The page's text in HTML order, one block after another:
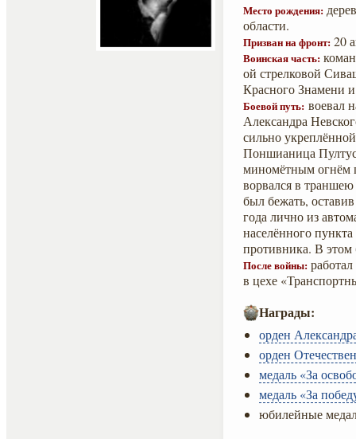
Место рождения:
области.
Призван на фронт: 20
Воинская часть:
ой стрелковой
Красного Знамени
Боевой путь: воевал
Александра
сильно
Поншианица
миномётным огнём
ворвался в
был бежать,
года лично из
населённого
противника. В
После войны:
в цехе
Награды:
орден
орден
медаль «За
медаль «За
юбилейные